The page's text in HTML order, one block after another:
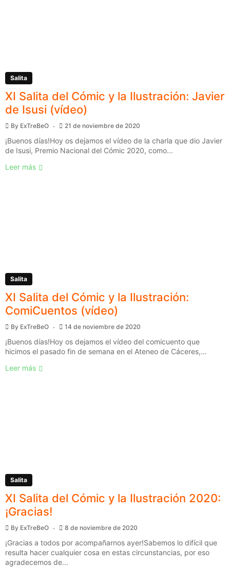
Salita
XI Salita del Cómic y la Ilustración: Javier
de Isusi (vídeo)
By ExTreBeO 21 de noviembre de 2020
¡Buenos días!Hoy os dejamos el vídeo de la charla que dio Javier
de Isusi, Premio Nacional del Cómic 2020, como...
Leer más
Salita
XI Salita del Cómic y la Ilustración:
ComiCuentos (vídeo)
By ExTreBeO 14 de noviembre de 2020
¡Buenos días!Hoy os dejamos el vídeo del comicuento que
hicimos el pasado fin de semana en el Ateneo de Cáceres,...
Leer más
Salita
XI Salita del Cómic y la Ilustración 2020:
¡Gracias!
By ExTreBeO 8 de noviembre de 2020
¡Gracias a todos por acompañarnos ayer!Sabemos lo difícil que
resulta hacer cualquier cosa en estas circunstancias, por eso
agradecemos de...